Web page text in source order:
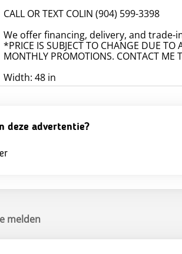
CALL OR TEXT COLIN (904) 599-3398
We offer financing, delivery, and trade-
*PRICE IS SUBJECT TO CHANGE DUE TO
MONTHLY PROMOTIONS. CONTACT ME
Width: 48 in
deze advertentie?
melden